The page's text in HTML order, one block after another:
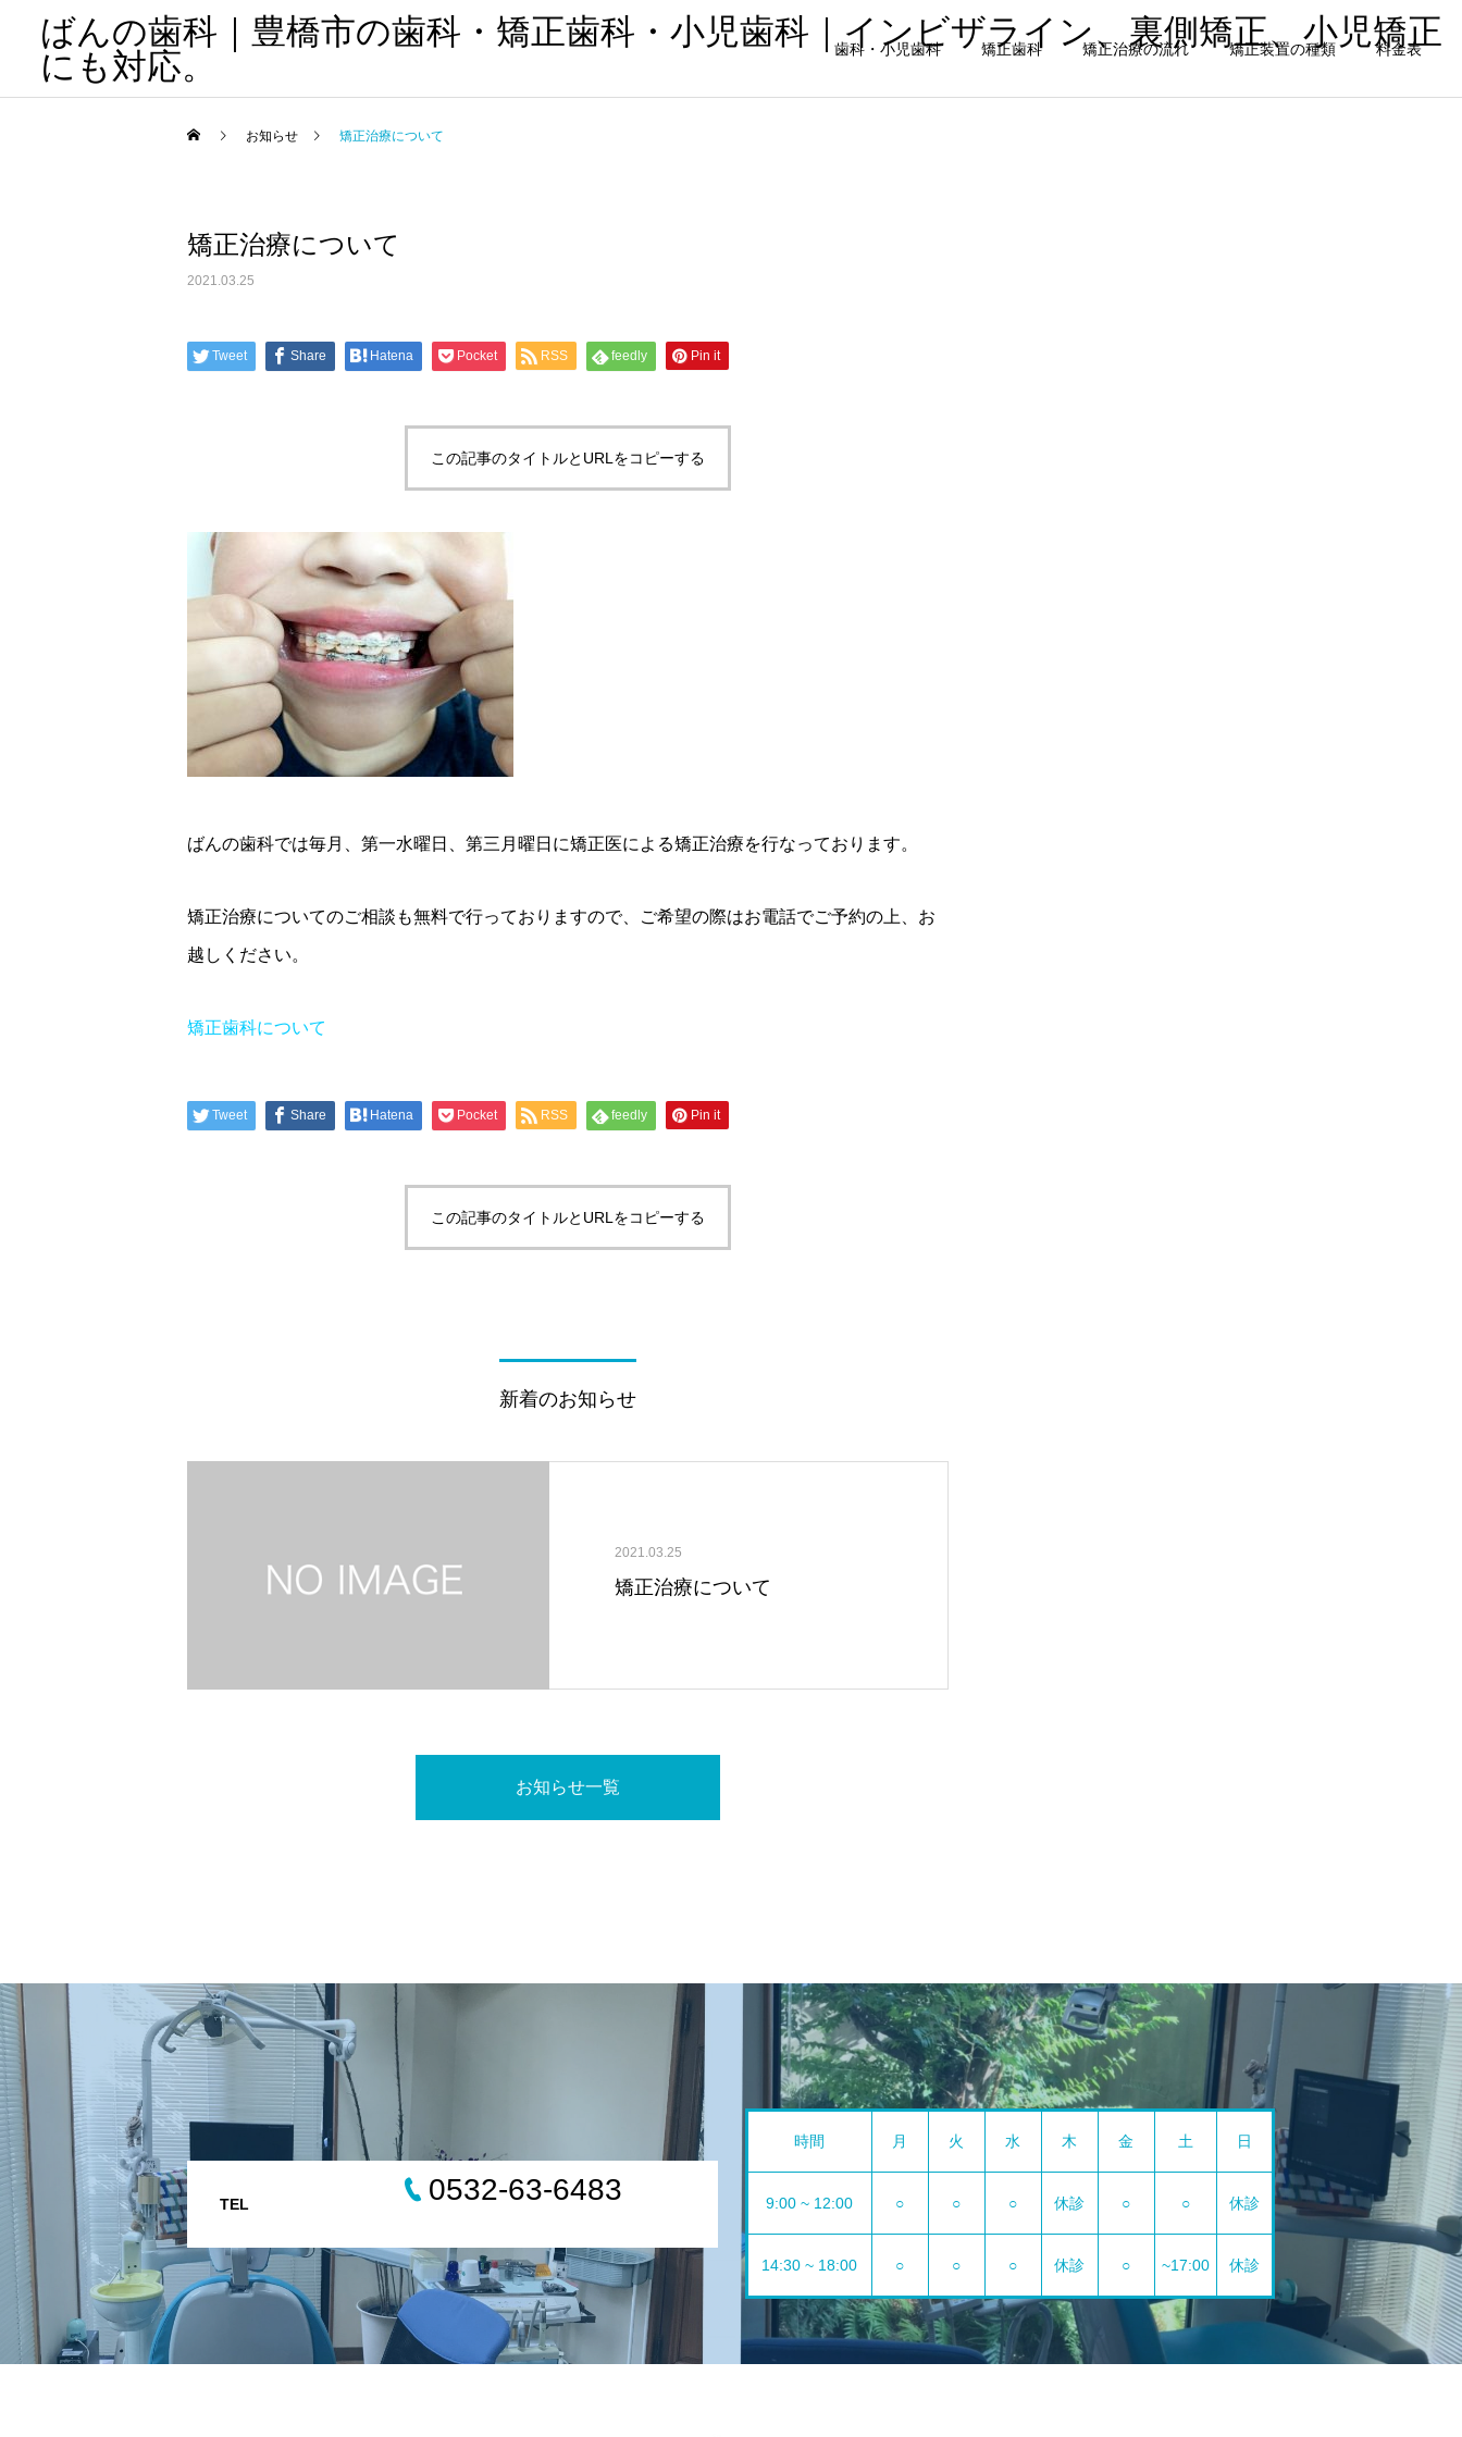
ばんの歯科｜豊橋市の歯科・矯正歯科・小児歯科｜インビザライン、裏側矯正、小児矯正
にも対応。
歯科・小児歯科 矯正歯科 矯正治療の流れ 矯正装置の種類 料金表
お知らせ 矯正治療について
矯正治療について
2021.03.25
Tweet Share Hatena Pocket RSS feedly Pin it
この記事のタイトルとURLをコピーする
ばんの歯科では毎月、第一水曜日、第三月曜日に矯正医による矯正治療を行なっております。
矯正治療についてのご相談も無料で行っておりますので、ご希望の際はお電話でご予約の上、お
越しください。
矯正歯科について
Tweet Share Hatena Pocket RSS feedly Pin it
この記事のタイトルとURLをコピーする
新着のお知らせ
2021.03.25
矯正治療について
お知らせ一覧
TEL 0532-63-6483
時間 月 火 水 木 金 土 日
9:00 ~ 12:00 ○ ○ ○ 休診 ○ ○ 休診
14:30 ~ 18:00 ○ ○ ○ 休診 ○ ~17:00 休診